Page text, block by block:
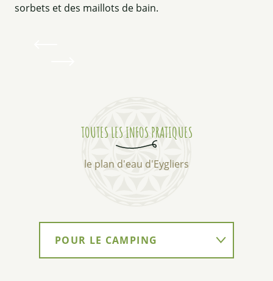
sorbets et des maillots de bain.
TOUTES LES INFOS PRATIQUES
le plan d'eau d'Eygliers
POUR LE CAMPING